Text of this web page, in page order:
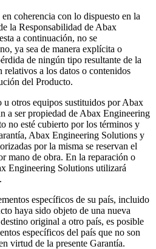
coherencia con lo dispuesto en la
la Responsabilidad de Abax
a continuación, no se
ya sea de manera explícita o
de ningún tipo resultante de la
a los datos o contenidos
del Producto.
u otros equipos sustituidos por Abax
a ser propiedad de Abax Engineering
no esté cubierto por los términos y
Abax Engineering Solutions y
por la misma se reservan el
mano de obra. En la reparación o
Engineering Solutions utilizará
específicos de su país, incluido
haya sido objeto de una nueva
original a otro país, es posible
específicos del país que no son
virtud de la presente Garantía.